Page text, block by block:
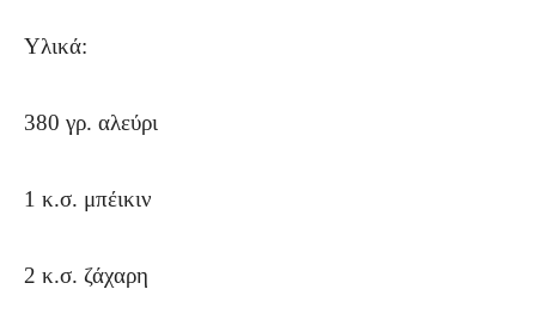
Υλικά:
380 γρ. αλεύρι
1 κ.σ. μπέικιν
2 κ.σ. ζάχαρη